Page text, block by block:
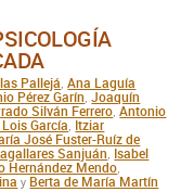
Pallejá ,Ana Laguía
Pérez Garín ,Joaquín
Silván Ferrero ,Antonio
García Itziar
José Fuster-Ruíz de
Sanjuán Isabel
Hernández Mendo
y Berta de María Martín